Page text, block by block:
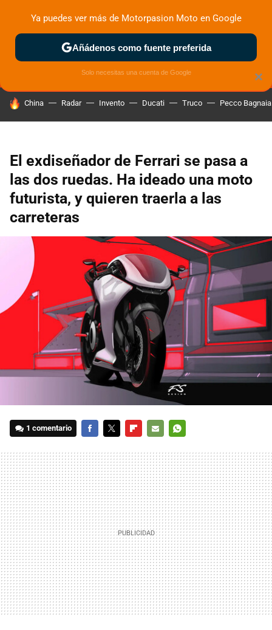
MENÚ NUEVO
ZONA DE PRUEBAS DEPORTIVAS MOTOS ELÉCTRICAS
HOY SE HABLA DE
China Radar Invento Ducati Truco Pecco Bagnaia
El exdiseñador de Ferrari se pasa a
las dos ruedas. Ha ideado una moto
futurista, y quieren traerla a las
carreteras
1 comentario
MAIL
×
Ya puedes ver más de Motorpasion Moto en Google
Añádenos como fuente preferida
Solo necesitas una cuenta de Google